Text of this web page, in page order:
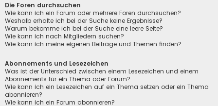
Die Foren durchsuchen
Wie kann ich ein Forum oder mehrere Foren durchsuchen?
Weshalb erhalte ich bei der Suche keine Ergebnisse?
Warum bekomme ich bei der Suche eine leere Seite?
Wie kann ich nach Mitgliedern suchen?
Wie kann ich meine eigenen Beiträge und Themen finden?
Abonnements und Lesezeichen
Was ist der Unterschied zwischen einem Lesezeichen und einem
Abonnements für ein Thema oder Forum?
Wie kann ich ein Lesezeichen auf ein Thema setzen oder ein Thema
abonnieren?
Wie kann ich ein Forum abonnieren?